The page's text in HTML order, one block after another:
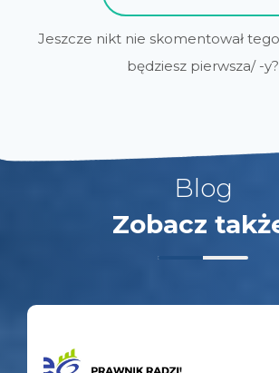
Jeszcze nikt nie skomentował
będziesz pierwsza/ -y?
Blog
Zobacz